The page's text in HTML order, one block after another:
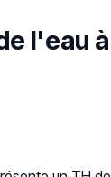
l'eau à